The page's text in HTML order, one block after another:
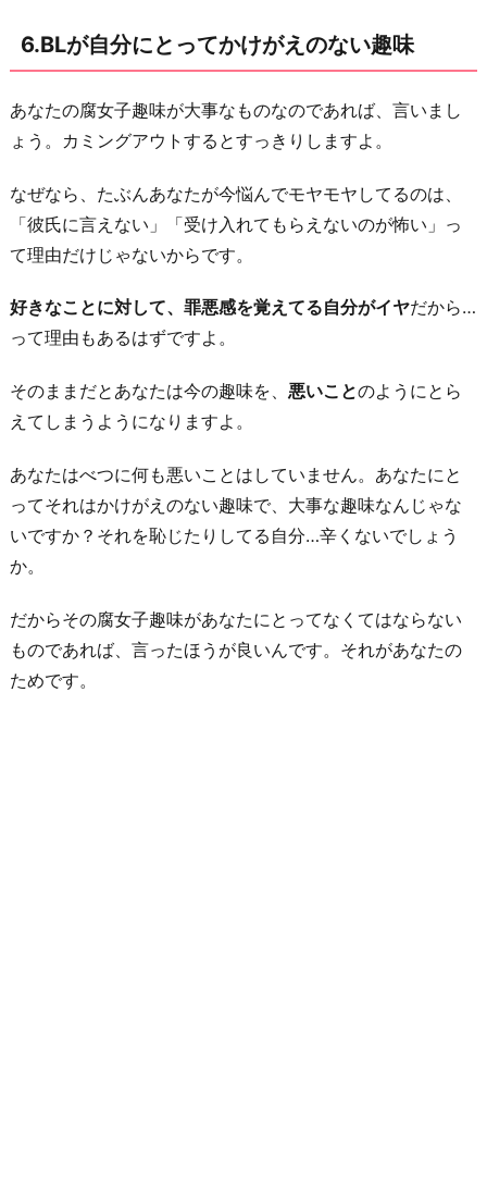
6.BLが自分にとってかけがえのない趣味
あなたの腐女子趣味が大事なものなのであれば、言いまし
ょう。カミングアウトするとすっきりしますよ。
なぜなら、たぶんあなたが今悩んでモヤモヤしてるのは、
「彼氏に言えない」「受け入れてもらえないのが怖い」っ
て理由だけじゃないからです。
好きなことに対して、罪悪感を覚えてる自分がイヤだから…
って理由もあるはずですよ。
そのままだとあなたは今の趣味を、 悪いことのようにとら
えてしまうようになりますよ。
あなたはべつに何も悪いことはしていません。あなたにと
ってそれはかけがえのない趣味で、大事な趣味なんじゃな
いですか？それを恥じたりしてる自分…辛くないでしょう
か。
だからその腐女子趣味があなたにとってなくてはならない
ものであれば、言ったほうが良いんです。それがあなたの
ためです。